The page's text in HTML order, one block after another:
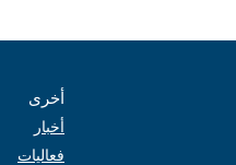
أخرى
أخبار
فعاليات